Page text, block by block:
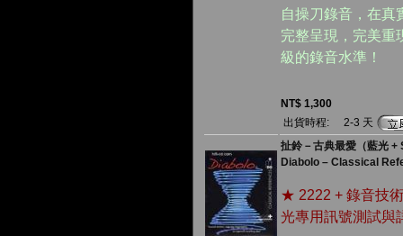
自操刀錄音，在真
完整呈現，完美重
級的錄音水準！
NT$ 1,300
出貨時程:
2-3 天
扯鈴－古典最愛（藍光 +
Diabolo – Classical
★ 2222 + 錄音技
光專用訊號測試與